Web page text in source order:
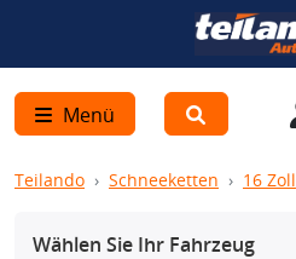
Menü
Teilando Schneeketten 16 Zoll
Wählen Sie Ihr Fahrzeug